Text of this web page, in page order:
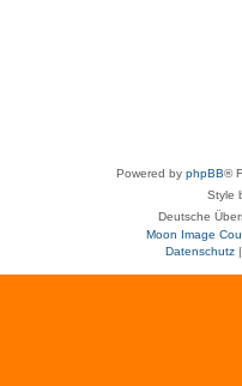
Powered by phpBB®
Style
Deutsche
Moon Image
Datenschutz|